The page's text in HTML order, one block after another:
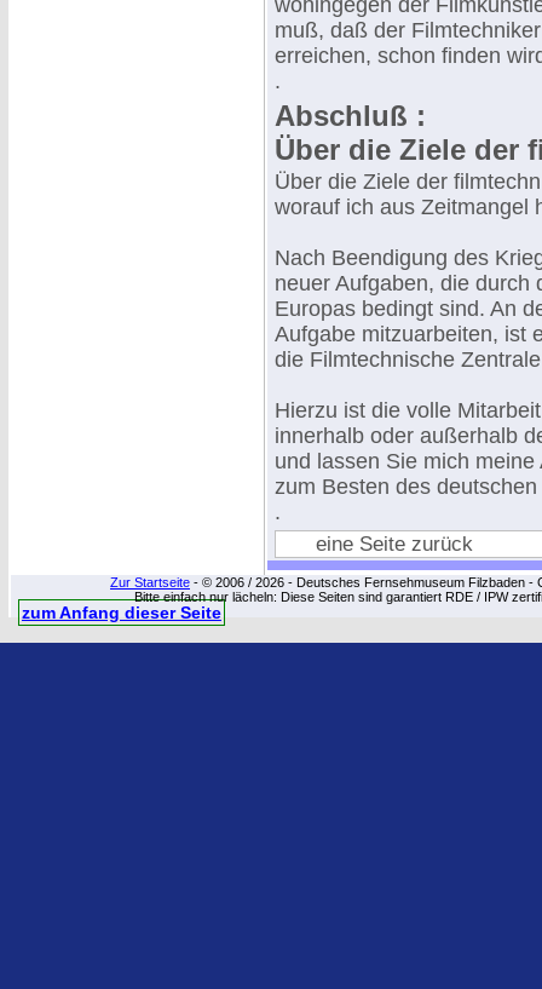
wohingegen der
muß, daß der
erreichen, schon finden
.
Abschluß :
Über die Ziele der
Über die Ziele der
worauf ich aus Zeitmangel
Nach Beendigung des
neuer Aufgaben, die durch
Europas bedingt sind. An
Aufgabe mitzuarbeiten, ist
die Filmtechnische
Hierzu ist die volle
innerhalb oder außerhalb
und lassen Sie mich
zum Besten des
.
eine Seite zurück
Zur Startseite - © 2006 / 2026 - Deutsches Fernsehmuseum Filzbaden -
Bitte einfach nur lächeln: Diese Seiten sind garantiert RDE / IPW
zum Anfang dieser Seite